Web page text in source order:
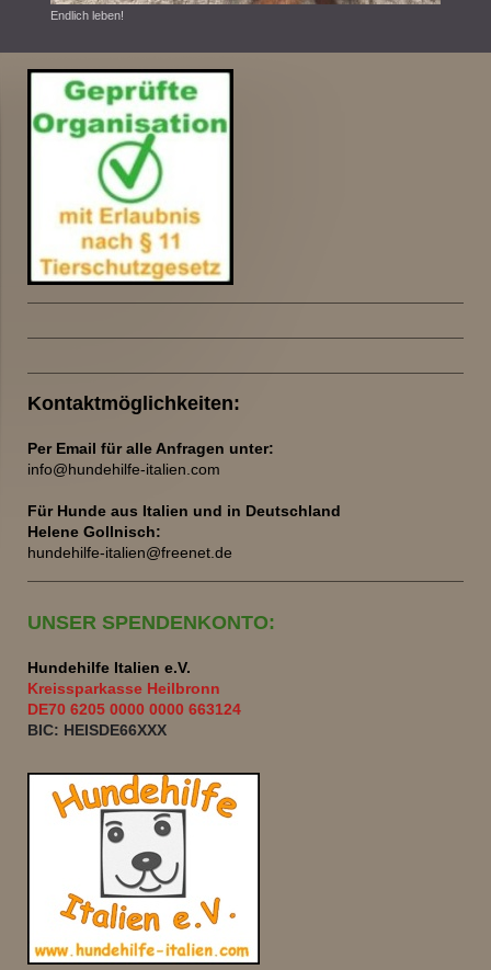
Endlich leben!
Kontaktmöglichkeiten:
Per Email für alle Anfragen unter:
info@hundehilfe-italien.com
Für Hunde aus Italien und in Deutschland
Helene Gollnisch:
hundehilfe-italien@freenet.de
UNSER SPENDENKONTO:
Hundehilfe Italien e.V.
Kreissparkasse Heilbronn
DE70 6205 0000 0000 663124
BIC: HEISDE66XXX